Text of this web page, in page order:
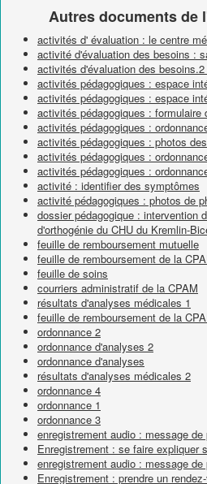
Autres documents de
activités d' évaluation : le centre
activité d'évaluation des besoins :
activités d'évaluation des
activités pédagogiques : espace
activités pédagogiques : espace
activités pédagogiques :
activités pédagogiques :
activités pédagogiques : photos
activités pédagogiques :
activités pédagogiques :
activité : identifier des symptômes
activité pédagogiques : photos de
dossier pédagogique : intervention
d'orthogénie du CHU du Kremlin-
feuille de remboursement mutuelle
feuille de remboursement de la
feuille de soins
courriers administratif de la CPAM
résultats d'analyses médicales 1
feuille de remboursement de la
ordonnance 2
ordonnance d'analyses 2
ordonnance d'analyses
résultats d'analyses médicales 2
ordonnance 4
ordonnance 1
ordonnance 3
enregistrement audio : message
Enregistrement : se faire expliquer
enregistrement audio : message
Enregistrement : prendre un